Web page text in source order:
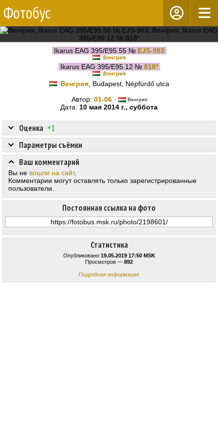
Фотобус
Ikarus EAG 395/E95.55 № EJS-983
Венгрия
Ikarus EAG 395/E95.12 № 818*
Венгрия
Венгрия, Budapest, Népfürdő utca
Автор: 01-06· Венгрия
Дата: 10 мая 2014 г., суббота
Статистика
Опубликовано 19.05.2019 17:50 MSK
Просмотров — 892
Подробная информация
Оценка +1
Постоянная ссылка на фото
Параметры съёмки
Ваш комментарий
Вы не вошли на сайт.
Комментарии могут оставлять только зарегистрированные
пользователи.